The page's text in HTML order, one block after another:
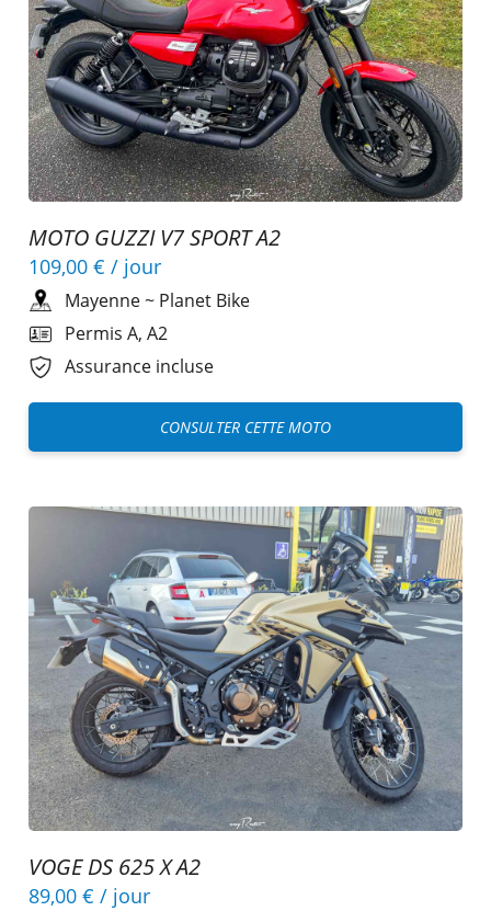
MOTO GUZZI V7 SPORT A2
109,00 € / jour
Mayenne~ Planet Bike
Permis A, A2
Assurance incluse
CONSULTER CETTE MOTO
VOGE DS 625 X A2
89,00 € / jour